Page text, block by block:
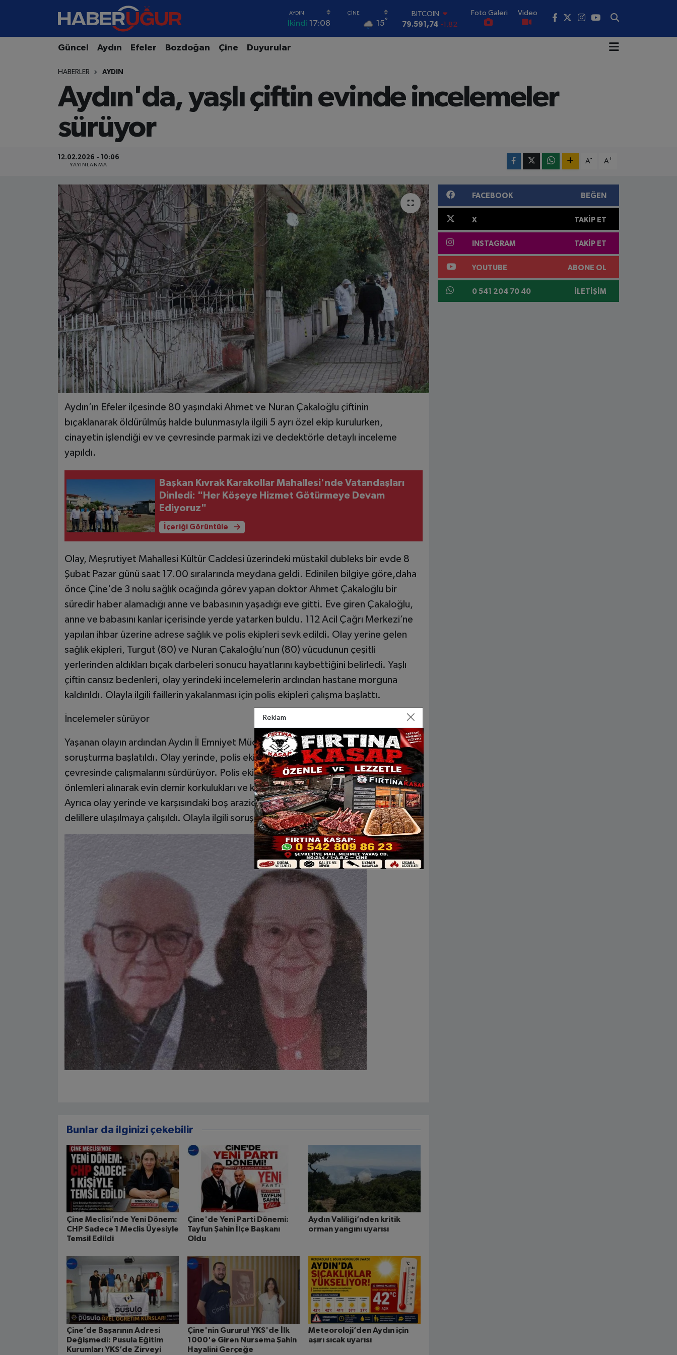
İkindi 17:08 15°
79.591,74
DOLAR
G.ALTIN
6862,09000 0.19
BİST100
Foto Galeri Video
Güncel Aydın Efeler Bozdoğan Çine Duyurular
HABERLER AYDIN
Aydın'da, yaşlı çiftin evinde incelemeler
sürüyor
12.02.2026 - 10:06
YAYINLANMA
A- A+
Aydın’ın Efeler ilçesinde 80 yaşındaki Ahmet ve Nuran Çakaloğlu çiftinin
bıçaklanarak öldürülmüş halde bulunmasıyla ilgili 5 ayrı özel ekip kurulurken,
cinayetin işlendiği ev ve çevresinde parmak izi ve dedektörle detaylı inceleme
yapıldı.
Başkan Kıvrak Karakollar Mahallesi'nde Vatandaşları
Dinledi: "Her Köşeye Hizmet Götürmeye Devam
Ediyoruz"
İçeriği Görüntüle
Olay, Meşrutiyet Mahallesi Kültür Caddesi üzerindeki müstakil dubleks bir evde 8
Şubat Pazar günü saat 17.00 sıralarında meydana geldi. Edinilen bilgiye göre,daha
önce Çine'de 3 nolu sağlık ocağında görev yapan doktor Ahmet Çakaloğlu bir
süredir haber alamadığı anne ve babasının yaşadığı eve gitti. Eve giren Çakaloğlu,
anne ve babasını kanlar içerisinde yerde yatarken buldu. 112 Acil Çağrı Merkezi’ne
yapılan ihbar üzerine adrese sağlık ve polis ekipleri sevk edildi. Olay yerine gelen
sağlık ekipleri, Turgut (80) ve Nuran Çakaloğlu’nun (80) vücudunun çeşitli
yerlerinden aldıkları bıçak darbeleri sonucu hayatlarını kaybettiğini belirledi. Yaşlı
çiftin cansız bedenleri, olay yerindeki incelemelerin ardından hastane morguna
kaldırıldı. Olayla ilgili faillerin yakalanması için polis ekipleri çalışma başlattı.
İncelemeler sürüyor
Yaşanan olayın ardından Aydın İl Emniyet Müdürlüğü tarafından geniş çaplı
soruşturma başlatıldı. Olay yerinde, polis ekiplerinin cinayetin işlendiği ev ve
çevresinde çalışmalarını sürdürüyor. Polis ekiplerince çevrede geniş güvenlik
önlemleri alınarak evin demir korkulukları ve kapısında parmak izi incelemesi yapıldı.
Ayrıca olay yerinde ve karşısındaki boş arazide dedektörlerle tarama yapılırken, yeni
delillere ulaşılmaya çalışıldı. Olayla ilgili soruşturma sürüyor.
Bunlar da ilginizi çekebilir
Çine Meclisi’nde Yeni Dönem:
CHP Sadece 1 Meclis Üyesiyle
Temsil Edildi
Çine'de Yeni Parti Dönemi:
Tayfun Şahin İlçe Başkanı
Oldu
Aydın Valiliği’nden kritik
orman yangını uyarısı
Çine’de Başarının Adresi
Değişmedi: Pusula Eğitim
Kurumları YKS’de Zirveyi
Çine'nin Gururu! YKS'de İlk
1000'e Giren Nursema Şahin
Hayalini Gerçeğe
Meteoroloji’den Aydın için
aşırı sıcak uyarısı
FACEBOOK BEĞEN
X TAKIP ET
INSTAGRAM TAKIP ET
YOUTUBE ABONE OL
0 541 204 70 40 İLETIŞIM
Aydın Nöbetçi Eczaneler
Aydın Namaz Vakitleri
Aydın Trafik Yoğunluk Haritası
Süper Lig Puan Durumu ve Fikstür
Tüm Manşetler
Son Dakika Haberleri
Haber Arşivi
Reklam